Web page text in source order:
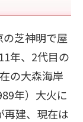
芝神明で屋
年、2代目の
の大森海岸
年）大火に
再建、現在は